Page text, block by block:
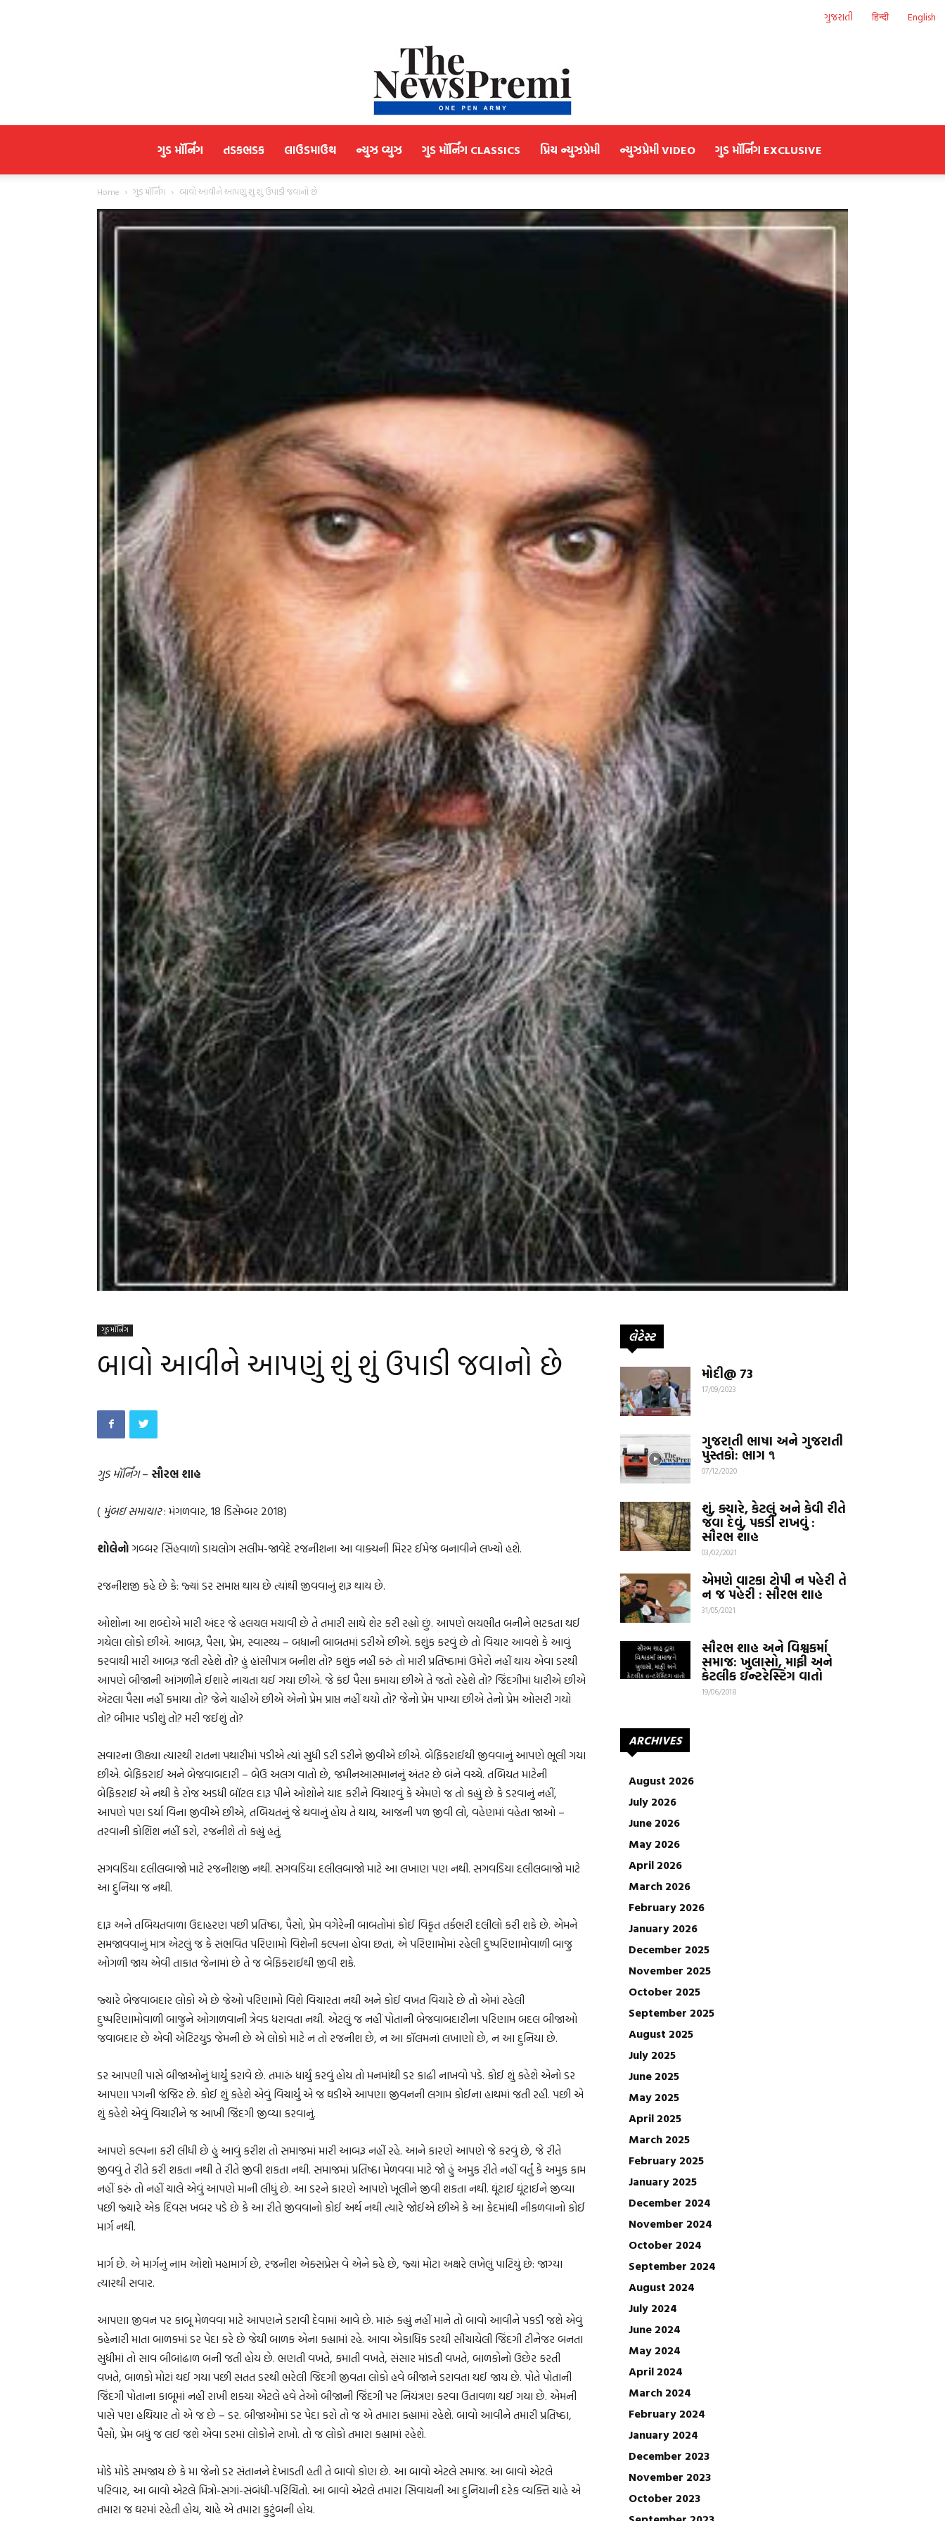
ગુજરાતી हिन्दी English
ગુડ મૉર્નિંગ તડકભડક લાઉડમાઉથ ન્યુઝ વ્યુઝ ગુડ મૉર્નિંગ CLASSICS પ્રિય ન્યુઝપ્રેમી ન્યુઝપ્રેમી VIDEO ગુડ મૉર્નિંગ EXCLUSIVE
Home ગુડ મૉર્નિંગ બાવો આવીને આપણું શું શું ઉપાડી જવાનો છે
ગુડ મૉર્નિંગ
બાવો આવીને આપણું શું શું ઉપાડી જવાનો છે
ગુડ મૉર્નિંગ– સૌરભ શાહ
( મુંબઇ સમાચાર: મંગળવાર, 18 ડિસેમ્બર 2018)
શોલેનો ગબ્બર સિંહવાળો ડાયલોગ સલીમ-જાવેદે રજનીશના આ વાક્યની મિરર ઈમેજ બનાવીને લખ્યો હશે.
રજનીશજી કહે છે કે: જ્યાં ડર સમાપ્ત થાય છે ત્યાંથી જીવવાનું શરૂ થાય છે.
ઓશોના આ શબ્દોએ મારી અંદર જે હલચલ મચાવી છે તે તમારી સાથે શેર કરી રહ્યો છું. આપણે ભયભીત બનીને ભટકતા થઈ
ગયેલા લોકો છીએ. આબરૂ, પૈસા, પ્રેમ, સ્વાસ્થ્ય – બધાની બાબતમાં ડરીએ છીએ. કશુંક કરવું છે તો વિચાર આવશે કે આવું
કરવાથી મારી આબરૂ જતી રહેશે તો? હું હાંસીપાત્ર બનીશ તો? કશુંક નહીં કરું તો મારી પ્રતિષ્ઠામાં ઉમેરો નહીં થાય એવા ડરથી
આપણે બીજાની આંગળીને ઈશારે નાચતા થઈ ગયા છીએ. જે કંઈ પૈસા કમાયા છીએ તે જતો રહેશે તો? જિંદગીમાં ધારીએ છીએ
એટલા પૈસા નહીં કમાયા તો? જેને ચાહીએ છીએ એનો પ્રેમ પ્રાપ્ત નહીં થયો તો? જેનો પ્રેમ પામ્યા છીએ તેનો પ્રેમ ઓસરી ગયો
તો? બીમાર પડીશું તો? મરી જઈશું તો?
સવારના ઊઠ્યા ત્યારથી રાતના પથારીમાં પડીએ ત્યાં સુધી ડરી ડરીને જીવીએ છીએ. બેફિકરાઈથી જીવવાનું આપણે ભૂલી ગયા
છીએ. બેફિકરાઈ અને બેજવાબદારી – બેઉ અલગ વાતો છે, જમીનઆસમાનનું અંતર છે બંને વચ્ચે. તબિયત માટેની
બેફિકરાઈ એ નથી કે રોજ અડધી બૉટલ દારૂ પીને ઓશોને યાદ કરીને વિચારવું કે એમણે જ તો કહ્યું છે કે ડરવાનું નહીં,
આપણે પણ ડર્યા વિના જીવીએ છીએ, તબિયતનું જે થવાનું હોય તે થાય, આજની પળ જીવી લો, વહેણમાં વહેતા જાઓ –
તરવાની કોશિશ નહીં કરો, રજનીશે તો કહ્યું હતું.
સગવડિયા દલીલબાજો માટે રજનીશજી નથી. સગવડિયા દલીલબાજો માટે આ લખાણ પણ નથી. સગવડિયા દલીલબાજો માટે
આ દુનિયા જ નથી.
દારૂ અને તબિયતવાળા ઉદાહરણ પછી પ્રતિષ્ઠા, પૈસો, પ્રેમ વગેરેની બાબતોમાં કોઈ વિકૃત તર્કભરી દલીલો કરી શકે છે. એમને
સમજાવવાનું માત્ર એટલું જ કે સંભવિત પરિણામો વિશેની કલ્પના હોવા છતાં, એ પરિણામોમાં રહેલી દુષ્પરિણામોવાળી બાજુ
ઓગળી જાય એવી તાકાત જેનામાં છે તે જ બેફિકરાઈથી જીવી શકે.
જ્યારે બેજવાબદાર લોકો એ છે જેઓ પરિણામો વિશે વિચારતા નથી અને કોઈ વખત વિચારે છે તો એમાં રહેલી
દુષ્પરિણામોવાળી બાજુને ઓગાળવાની ત્રેવડ ધરાવતા નથી. એટલું જ નહીં પોતાની બેજવાબદારીના પરિણામ બદલ બીજાઓ
જવાબદાર છે એવી એટિટયુડ જેમની છે એ લોકો માટે ન તો રજનીશ છે, ન આ કૉલમનાં લખાણો છે, ન આ દુનિયા છે.
ડર આપણી પાસે બીજાઓનું ધાર્યું કરાવે છે. તમારું ધાર્યું કરવું હોય તો મનમાંથી ડર કાઢી નાખવો પડે. કોઈ શું કહેશે એનો ડર
આપણા પગની જંજિર છે. કોઈ શું કહેશે એવું વિચાર્યું એ જ ઘડીએ આપણા જીવનની લગામ કોઈના હાથમાં જતી રહી. પછી એ
શું કહેશે એવું વિચારીને જ આખી જિંદગી જીવ્યા કરવાનું.
આપણે કલ્પના કરી લીધી છે હું આવું કરીશ તો સમાજમાં મારી આબરૂ નહીં રહે. આને કારણે આપણે જે કરવું છે, જે રીતે
જીવવું તે રીતે કરી શકતા નથી તે રીતે જીવી શકતા નથી. સમાજમાં પ્રતિષ્ઠા મેળવવા માટે જો હું અમુક રીતે નહીં વર્તું કે અમુક કામ
નહીં કરું તો નહીં ચાલે એવું આપણે માની લીધું છે. આ ડરને કારણે આપણે ખૂલીને જીવી શકતા નથી. ઘૂંટાઈ ઘૂંટાઈને જીવ્યા
પછી જ્યારે એક દિવસ ખબર પડે છે કે આ રીતે જીવવાનો કોઈ અર્થ નથી ત્યારે જોઈએ છીએ કે આ કેદમાંથી નીકળવાનો કોઈ
માર્ગ નથી.
માર્ગ છે. એ માર્ગનું નામ ઓશો મહામાર્ગ છે, રજનીશ એક્સપ્રેસ વે એને કહે છે, જ્યાં મોટા અક્ષરે લખેલું પાટિયું છે: જાગ્યા
ત્યારથી સવાર.
આપણા જીવન પર કાબૂ મેળવવા માટે આપણને ડરાવી દેવામાં આવે છે. મારું કહ્યું નહીં માને તો બાવો આવીને પકડી જશે એવું
કહેનારી માતા બાળકમાં ડર પેદા કરે છે જેથી બાળક એના કહ્યામાં રહે. આવા એકાધિક ડરથી સીંચાયેલી જિંદગી ટીનેજર બનતા
સુધીમાં તો સાવ બીબાંઢાળ બની જતી હોય છે. ભણતી વખતે, કમાતી વખતે, સંસાર માંડતી વખતે, બાળકોનો ઉછેર કરતી
વખતે, બાળકો મોટાં થઈ ગયા પછી સતત ડરથી ભરેલી જિંદગી જીવતા લોકો હવે બીજાને ડરાવતા થઈ જાય છે. પોતે પોતાની
જિંદગી પોતાના કાબૂમાં નહીં રાખી શક્યા એટલે હવે તેઓ બીજાની જિંદગી પર નિયંત્રણ કરવા ઉતાવળા થઈ ગયા છે. એમની
પાસે પણ હથિયાર તો એ જ છે – ડર. બીજાઓમાં ડર પેદા કરો તો જ એ તમારા કહ્યામાં રહેશે. બાવો આવીને તમારી પ્રતિષ્ઠા,
પૈસો, પ્રેમ બધું જ લઈ જશે એવા ડરમાં લોકોને રાખો. તો જ લોકો તમારા કહ્યામાં રહેશે.
મોડે મોડે સમજાય છે કે મા જેનો ડર સંતાનને દેખાડતી હતી તે બાવો કોણ છે. આ બાવો એટલે સમાજ. આ બાવો એટલે
પરિવાર, આ બાવો એટલે મિત્રો-સગાં-સંબંધી-પરિચિતો. આ બાવો એટલે તમારા સિવાયની આ દુનિયાની દરેક વ્યક્તિ ચાહે એ
તમારા જ ઘરમાં રહેતી હોય, ચાહે એ તમારા કુટુંબની હોય.
લેટેસ્ટ
મોદી@ 73
17/09/2023
ગુજરાતી ભાષા અને ગુજરાતી
પુસ્તકો: ભાગ ૧
07/12/2020
શું, ક્યારે, કેટલું અને કેવી રીતે
જવા દેવું, પકડી રાખવું :
સૌરભ શાહ
03/02/2021
એમણે વાટકા ટોપી ન પહેરી તે
ન જ પહેરી : સૌરભ શાહ
31/05/2021
સૌરભ શાહ અને વિશ્વકર્મા
સમાજ: ખુલાસો, માફી અને
કેટલીક ઇન્ટરેસ્ટિંગ વાતો
19/06/2018
ARCHIVES
August 2026
July 2026
June 2026
May 2026
April 2026
March 2026
February 2026
January 2026
December 2025
November 2025
October 2025
September 2025
August 2025
July 2025
June 2025
May 2025
April 2025
March 2025
February 2025
January 2025
December 2024
November 2024
October 2024
September 2024
August 2024
July 2024
June 2024
May 2024
April 2024
March 2024
February 2024
January 2024
December 2023
November 2023
October 2023